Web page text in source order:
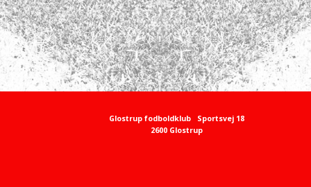
Glostrup fodboldklub
Sportsvej 18
2600 Glostrup